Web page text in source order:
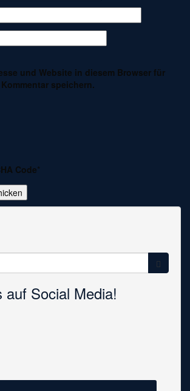
und Website in diesem Browser für
speichern.
Code*
auf Social Media!